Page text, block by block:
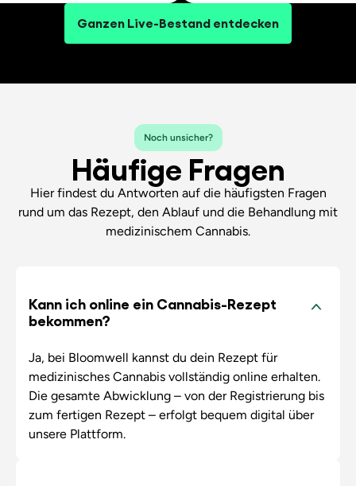
Ganzen Live-Bestand entdecken
Noch unsicher?
Häufige Fragen
Hier findest du Antworten auf die häufigsten Fragen
rund um das Rezept, den Ablauf und die Behandlung mit
medizinischem Cannabis.
Kann ich online ein Cannabis-Rezept
bekommen?
Ja, bei Bloomwell kannst du dein Rezept für
medizinisches Cannabis vollständig online erhalten.
Die gesamte Abwicklung – von der Registrierung bis
zum fertigen Rezept – erfolgt bequem digital über
unsere Plattform.